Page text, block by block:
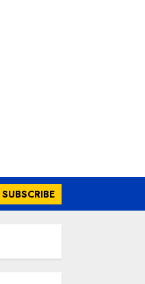
SUBSCRIBE